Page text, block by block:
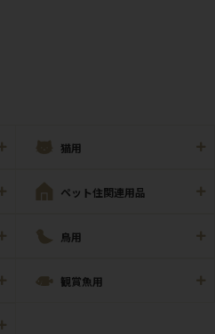
猫用
ペット住関連用品
鳥用
観賞魚用